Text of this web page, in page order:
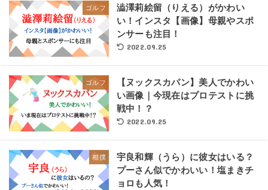
ゴルフ
澁澤莉絵留（りえる）がかわい
い！インスタ【画像】母親やスポ
ンサーも注目！
2022.09.25
ゴルフ
【ヌックスカパン】美人でかわい
い画像｜今現在はプロテストに挑
戦中！？
2022.09.25
相撲
宇良和輝（うら）に彼女はいる？
プーさん似でかわいい！塩まきチ
ョロも人気！